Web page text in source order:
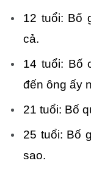
12 tuổi: Bố
cả.
14 tuổi: Bố
đến ông ấy
21 tuổi: Bố
25 tuổi: Bố
sao.